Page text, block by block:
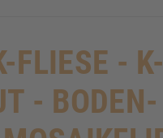
FLIESE -
- BODEN-